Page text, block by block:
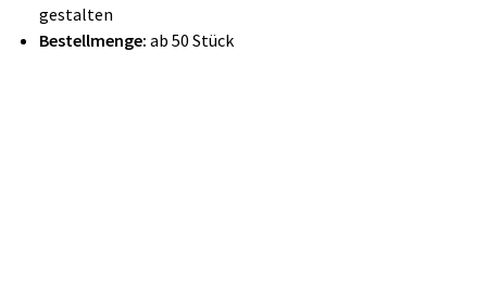
gestalten
Bestellmenge: ab 50 Stück